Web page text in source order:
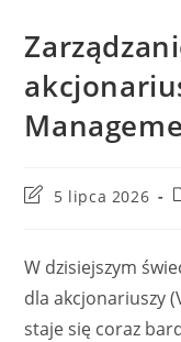
Post5 lipca 2026
W dzisiejszym
dla akcjonariuszy
staje się coraz